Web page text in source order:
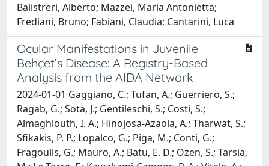
Balistreri, Alberto; Mazzei, Maria Antonietta;
Frediani, Bruno; Fabiani, Claudia; Cantarini, Luca
Ocular Manifestations in Juvenile
Behçet’s Disease: A Registry-Based
Analysis from the AIDA Network
2024-01-01 Gaggiano, C.; Tufan, A.; Guerriero, S.;
Ragab, G.; Sota, J.; Gentileschi, S.; Costi, S.;
Almaghlouth, I. A.; Hinojosa-Azaola, A.; Tharwat, S.;
Sfikakis, P. P.; Lopalco, G.; Piga, M.; Conti, G.;
Fragoulis, G.; Mauro, A.; Batu, E. D.; Ozen, S.; Tarsia,